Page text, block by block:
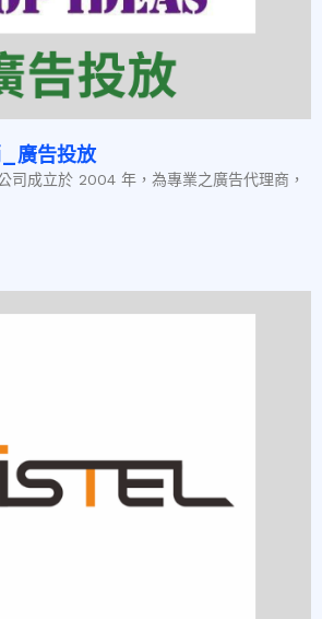
廣告投放
司成立於 2004 年，為專業之廣告代理商，